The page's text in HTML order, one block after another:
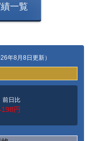
一覧
年8月8日更新）
前日比
198円